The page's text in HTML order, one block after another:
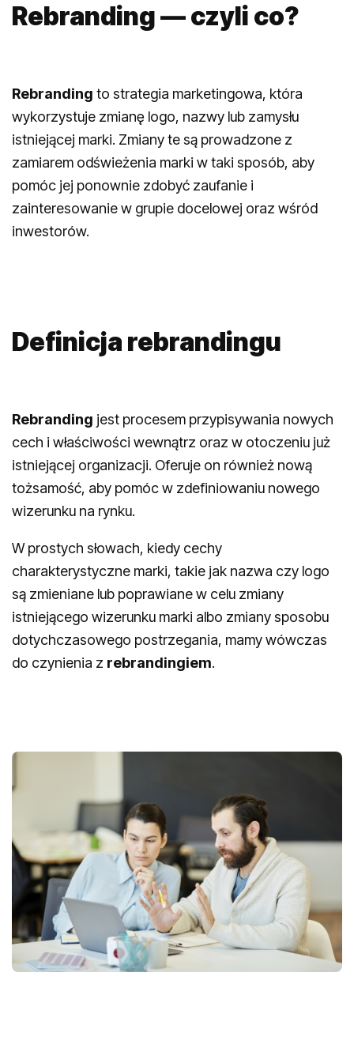
Rebranding — czyli co?
Rebranding to strategia marketingowa, która
wykorzystuje zmianę logo, nazwy lub zamysłu
istniejącej marki. Zmiany te są prowadzone z
zamiarem odświeżenia marki w taki sposób, aby
pomóc jej ponownie zdobyć zaufanie i
zainteresowanie w grupie docelowej oraz wśród
inwestorów.
Definicja rebrandingu
Rebranding jest procesem przypisywania nowych
cech i właściwości wewnątrz oraz w otoczeniu już
istniejącej organizacji. Oferuje on również nową
tożsamość, aby pomóc w zdefiniowaniu nowego
wizerunku na rynku.
W prostych słowach, kiedy cechy
charakterystyczne marki, takie jak nazwa czy logo
są zmieniane lub poprawiane w celu zmiany
istniejącego wizerunku marki albo zmiany sposobu
dotychczasowego postrzegania, mamy wówczas
do czynienia z rebrandingiem.